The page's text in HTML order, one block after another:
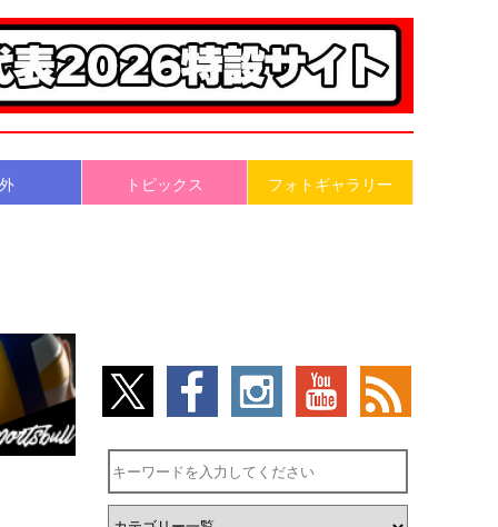
トピックス フォトギャラリー